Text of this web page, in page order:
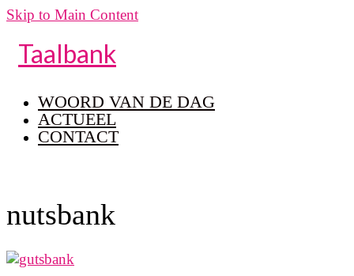
Skip to Main Content
Taalbank
WOORD VAN DE DAG
ACTUEEL
CONTACT
nutsbank